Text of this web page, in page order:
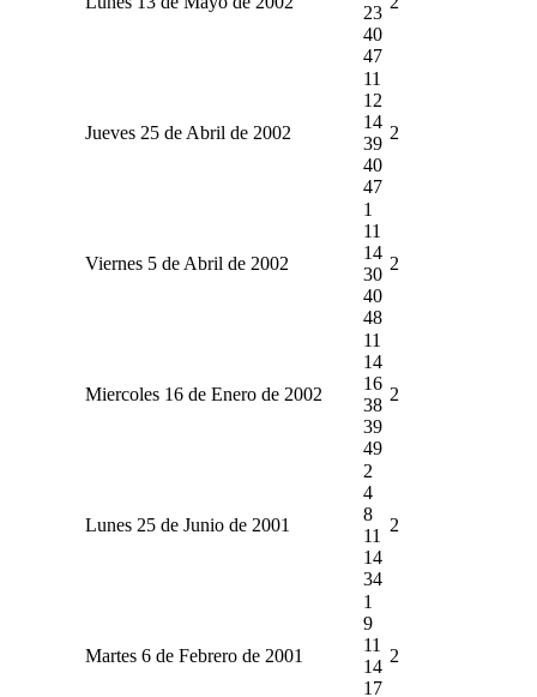
23
40
47
Jueves 25 de Abril de 2002
11
12
14
39
40
47
2
Viernes 5 de Abril de 2002
1
11
14
30
40
48
2
Miercoles 16 de Enero de 2002
11
14
16
38
39
49
2
Lunes 25 de Junio de 2001
2
4
8
11
14
34
2
Martes 6 de Febrero de 2001
1
9
11
14
17
2